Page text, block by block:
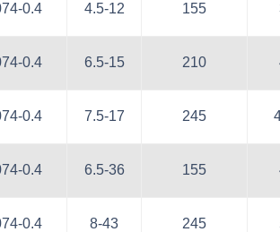
0.4 4.5-12 155
0.4 6.5-15 210
0.4 7.5-17 245
0.4 6.5-36 155
0.4 8-43 245